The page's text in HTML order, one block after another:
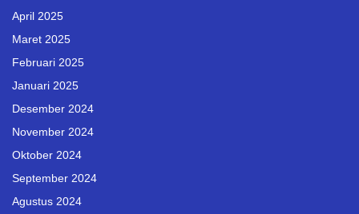
April 2025
Maret 2025
Februari 2025
Januari 2025
Desember 2024
November 2024
Oktober 2024
September 2024
Agustus 2024